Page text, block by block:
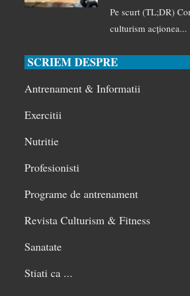
Pe scurt (TL;DR)
culturism acționea...
SCRIEM DESPRE
Antrenament & Informatii
Exercitii
Nutritie
Profesionisti
Programe de antrenament
Revista Culturism & Fitness
Sanatate
Stiati ca ...